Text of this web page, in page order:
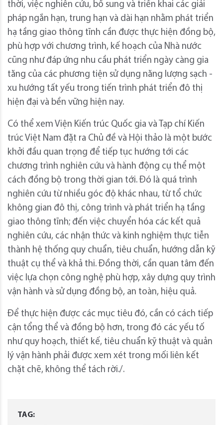
thời, việc nghiên cứu, bổ sung và triển khai các giải
pháp ngắn hạn, trung hạn và dài hạn nhằm phát triển
hạ tầng giao thông tĩnh cần được thực hiện đồng bộ,
phù hợp với chương trình, kế hoạch của Nhà nước
cũng như đáp ứng nhu cầu phát triển ngày càng gia
tăng của các phương tiện sử dụng năng lượng sạch -
xu hướng tất yếu trong tiến trình phát triển đô thị
hiện đại và bền vững hiện nay.
Có thể xem Viện Kiến trúc Quốc gia và Tạp chí Kiến
trúc Việt Nam đặt ra Chủ đề và Hội thảo là một bước
khởi đầu quan trọng để tiếp tục hướng tới các
chương trình nghiên cứu và hành động cụ thể một
cách đồng bộ trong thời gian tới. Đó là quá trình
nghiên cứu từ nhiều góc độ khác nhau, từ tổ chức
không gian đô thị, công trình và phát triển hạ tầng
giao thông tĩnh; đến việc chuyển hóa các kết quả
nghiên cứu, các nhận thức và kinh nghiệm thực tiễn
thành hệ thống quy chuẩn, tiêu chuẩn, hướng dẫn kỹ
thuật cụ thể và khả thi. Đồng thời, cần quan tâm đến
việc lựa chọn công nghệ phù hợp, xây dựng quy trình
vận hành và sử dụng đồng bộ, an toàn, hiệu quả.
Để thực hiện được các mục tiêu đó, cần có cách tiếp
cận tổng thể và đồng bộ hơn, trong đó các yếu tố
như quy hoạch, thiết kế, tiêu chuẩn kỹ thuật và quản
lý vận hành phải được xem xét trong mối liên kết
chặt chẽ, không thể tách rời./.
TAG: